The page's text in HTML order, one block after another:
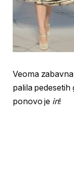
Veoma
palila pedesetih
ponovo je in!